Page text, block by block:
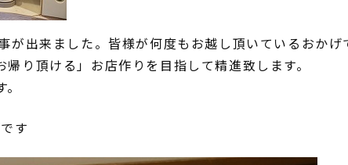
が出来ました。皆様が何度もお越し頂いているおかげ
り頂ける」お店作りを目指して精進致します。
す